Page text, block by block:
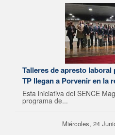
Talleres de apresto
TP llegan a Porvenir en la
Esta iniciativa del SENCE
programa de...
Miércoles, 24